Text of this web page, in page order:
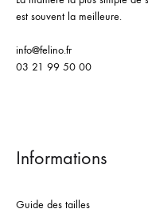
est souvent la meilleure.
info@felino.fr
03 21 99 50 00
Informations
Guide des tailles